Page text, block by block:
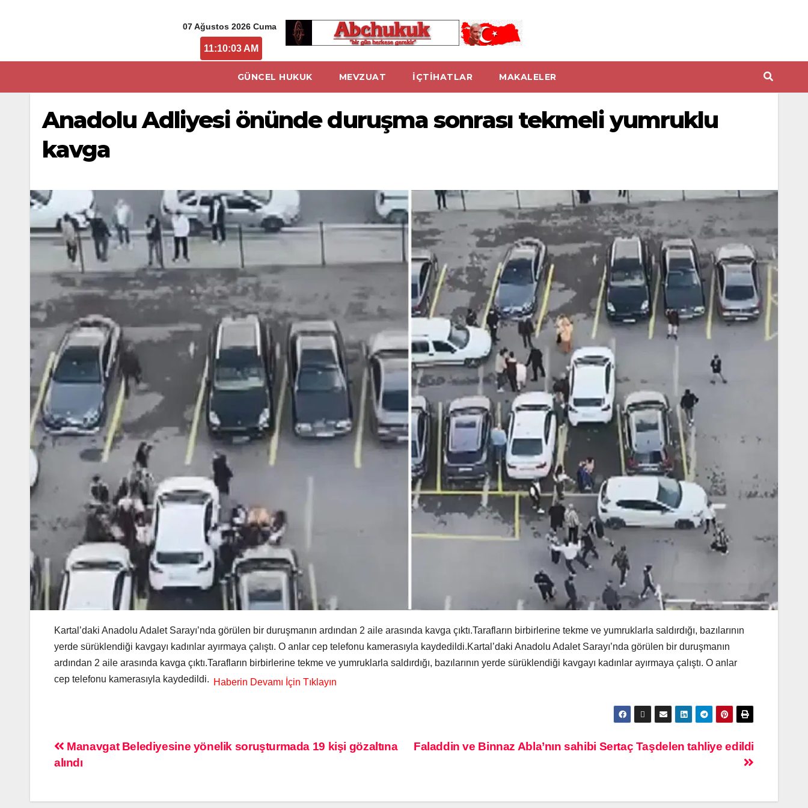
07 Ağustos 2026 Cuma
11:10:04 AM
GÜNCEL HUKUK MEVZUAT İÇTİHATLAR MAKALELER
Anadolu Adliyesi önünde duruşma sonrası tekmeli yumruklu
kavga
Kartal’daki Anadolu Adalet Sarayı’nda görülen bir duruşmanın ardından 2 aile arasında kavga çıktı.Tarafların birbirlerine tekme ve yumruklarla saldırdığı, bazılarının
yerde sürüklendiği kavgayı kadınlar ayırmaya çalıştı. O anlar cep telefonu kamerasıyla kaydedildi.Kartal’daki Anadolu Adalet Sarayı’nda görülen bir duruşmanın
ardından 2 aile arasında kavga çıktı.Tarafların birbirlerine tekme ve yumruklarla saldırdığı, bazılarının yerde sürüklendiği kavgayı kadınlar ayırmaya çalıştı. O anlar
cep telefonu kamerasıyla kaydedildi.
Faladdin ve Binnaz Abla’nın sahibi Sertaç Taşdelen tahliye edildi
Manavgat Belediyesine yönelik soruşturmada 19 kişi gözaltına
alındı